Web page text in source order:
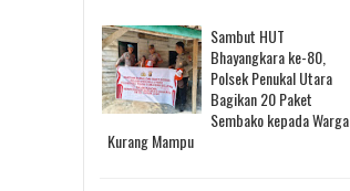
Sambut HUT
Bhayangkara ke-80,
Polsek Penukal Utara
Bagikan 20 Paket
Sembako kepada Warga
Kurang Mampu